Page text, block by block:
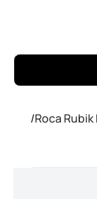
/Roca